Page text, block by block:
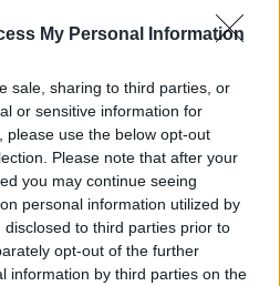
My Personal Information
sale, sharing to third parties, or
or sensitive information for
please use the below opt-out
Please note that after your
you may continue seeing
personal information utilized by
to third parties prior to
opt-out of the further
information by third parties on the
στο δέρμα: Πότε είναι